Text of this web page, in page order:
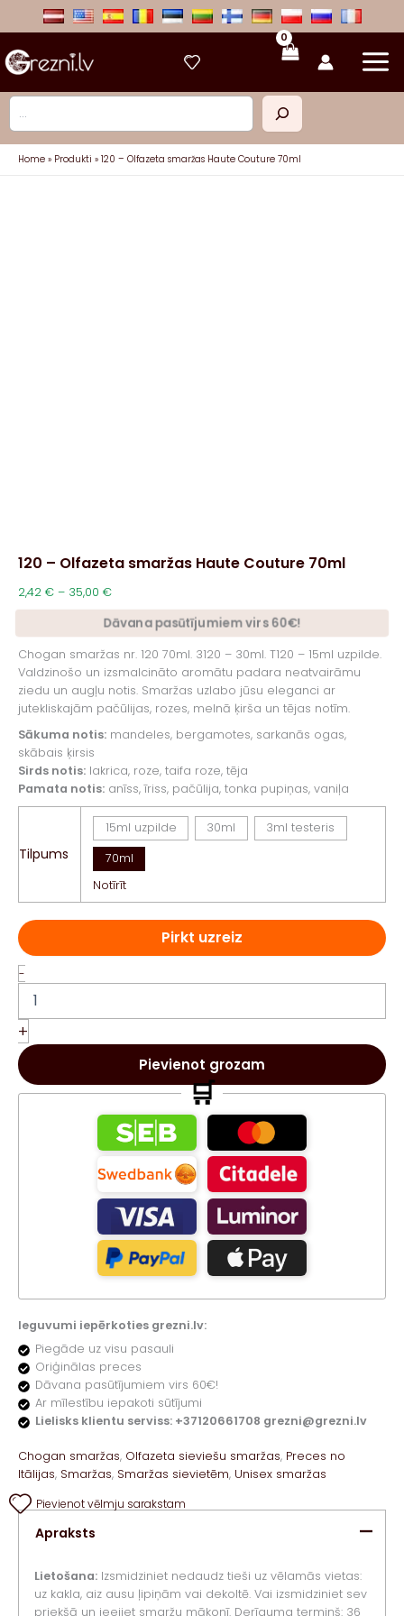
Meklēt
Home Produkti 120 – Olfazeta smaržas Haute Couture 70ml
120 – Olfazeta smaržas Haute Couture 70ml
2,42 € – 35,00 €Price
range:
2,42 €
35,00 €
Dāvana pasūtījumiem virs 60€!
Chogan smaržas nr. 120 70ml. 3120 – 30ml. T120 – 15ml uzpilde.
Valdzinošo un izsmalcināto aromātu padara neatvairāmu
ziedu un augļu notis. Smaržas uzlabo jūsu eleganci ar
jutekliskajām pačūlijas, rozes, melnā ķirša un tējas notīm.
Sākuma notis: mandeles, bergamotes, sarkanās ogas,
skābais ķirsis
Sirds notis: lakrica, roze, taifa roze, tēja
Pamata notis: anīss, īriss, pačūlija, tonka pupiņas, vaniļa
Tilpums
15ml uzpilde 30ml
3ml testeris
70ml
Notīrīt
Pirkt uzreiz
-
Olfazeta
smaržas
Haute
70ml
daudzums
+
Pievienot grozam
🛒
Ieguvumi iepērkoties grezni.lv:
Piegāde uz visu pasauli
Oriģinālas preces
Dāvana pasūtījumiem virs 60€!
Ar mīlestību iepakoti sūtījumi
Lielisks klientu serviss: +37120661708 grezni@grezni.lv
Chogan smaržas, Olfazeta sieviešu smaržas, Preces no
Itālijas, Smaržas, Smaržas sievietēm, Unisex smaržas
Pievienot vēlmju sarakstam
Apraksts
Lietošana:Izsmidziniet nedaudz tieši uz vēlamās vietas:
uz kakla, aiz ausu ļipiņām vai dekoltē. Vai izsmidziniet sev
priekšā un ieejiet smaržu mākonī. Derīguma termiņš: 36